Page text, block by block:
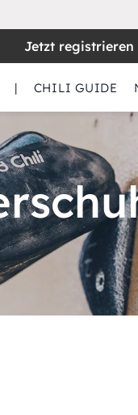
Jetzt registrieren
| CHILI GUIDE